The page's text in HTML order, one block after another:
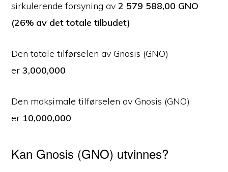
sirkulerende forsyning av2 579 588,00 GNO
(26% av det totale tilbudet)
Den totale tilførselen av Gnosis (GNO)
er3,000,000
Den maksimale tilførselen av Gnosis (GNO)
er 10,000,000
Kan Gnosis (GNO) utvinnes?